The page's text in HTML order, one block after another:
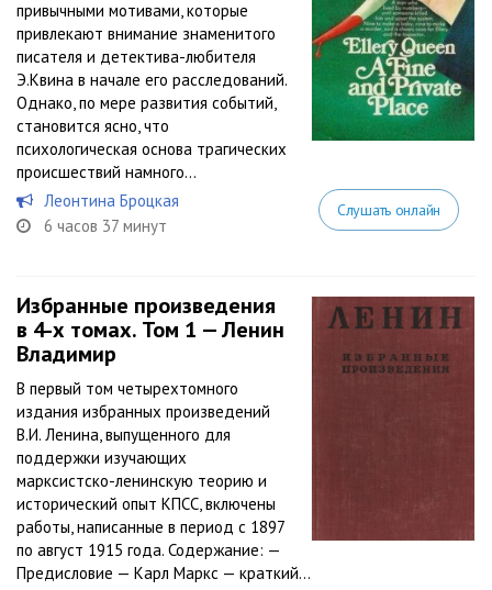
привычными мотивами, которые
привлекают внимание знаменитого
писателя и детектива-любителя
Э.Квина в начале его расследований.
Однако, по мере развития событий,
становится ясно, что
психологическая основа трагических
происшествий намного...
Леонтина Броцкая
6 часов 37 минут
Слушать онлайн
Избранные произведения
в 4-х томах. Том 1 — Ленин
Владимир
В первый том четырехтомного
издания избранных произведений
В.И. Ленина, выпущенного для
поддержки изучающих
марксистско-ленинскую теорию и
исторический опыт КПСС, включены
работы, написанные в период с 1897
по август 1915 года. Содержание: —
Предисловие — Карл Маркс — краткий...